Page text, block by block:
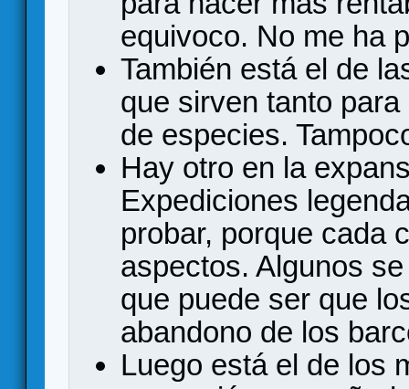
equivoco. No me ha
También está el de
que sirven tanto
de especies.
Hay otro en la
Expediciones
probar, porque cada
aspectos. Algunos
que puede ser que
abandono de los
Luego está el de los